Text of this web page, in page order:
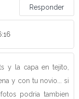
Responder
y la capa en tejito,
y con tu novio... si
podria tambien